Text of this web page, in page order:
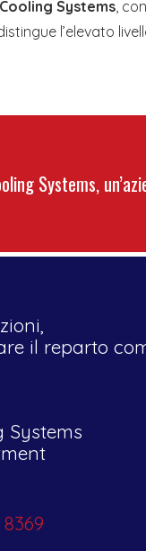
Systems,
l’elevato
Systems,
il reparto
Systems
8369